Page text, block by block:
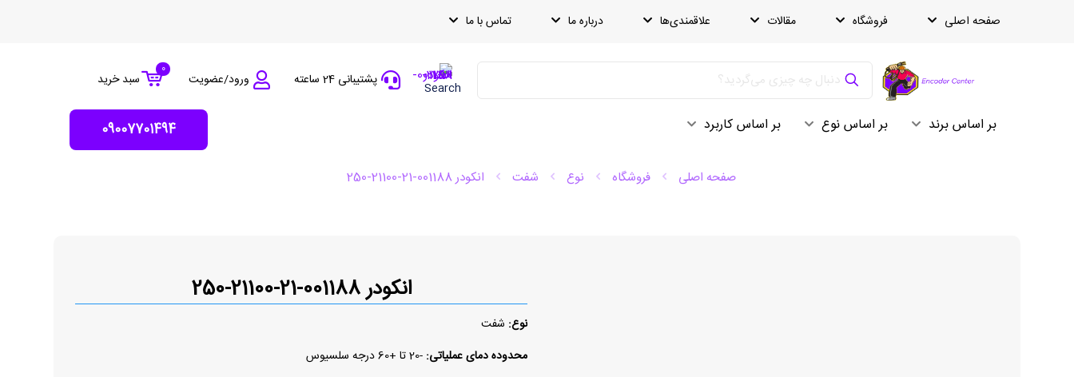
صفحه اصلی فروشگاه مقالات علاقمندی‌ها درباره ما تماس با ما
Search پشتیبانی 24 ساعته ورود/عضویت
0
سبد خرید
بر اساس برند بر اساس نوع بر اساس کاربرد 09007701494
صفحه اصلی فروشگاه نوع شفت انکودر 001188-21-21100-250
انکودر 001188-21-21100-250
نوع: شفت
محدوده دمای عملیاتی: -20 تا +60 درجه سلسیوس